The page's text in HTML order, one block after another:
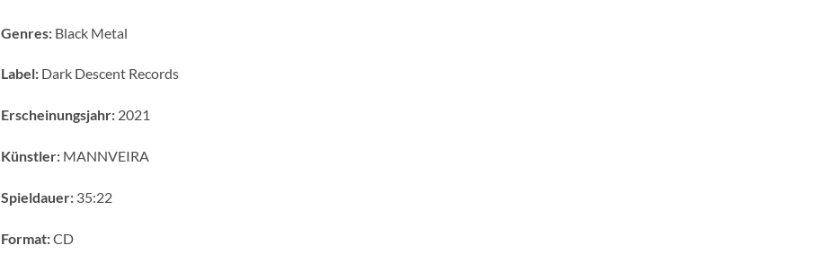
Genres:Black Metal
Label:Dark Descent Records
Erscheinungsjahr:2021
Künstler:MANNVEIRA
Spieldauer:35:22
Format:CD